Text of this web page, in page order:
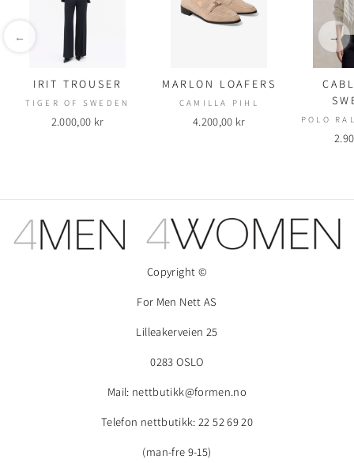
IRIT TROUSER
TIGER OF SWEDEN
2.000,00 kr
MARLON LOAFERS
CAMILLA PIHL
4.200,00 kr POLO
← →
Copyright ©
For Men Nett AS
Lilleakerveien 25
0283 OSLO
Mail: nettbutikk@formen.no
Telefon nettbutikk: 22 52 69 20
(man-fre 9-15)